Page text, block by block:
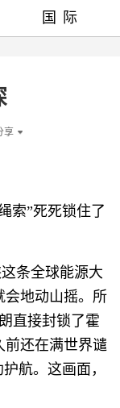
享
索”死死锁住了
条全球能源大
会地动山摇。所
直接封锁了霍
还在满世界谴
航。这画面，
国际